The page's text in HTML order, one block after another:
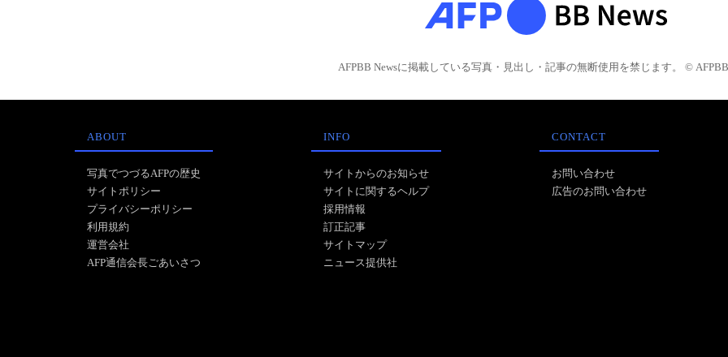
AFPBB Newsに掲載している写真・見出し・記事の無断使用を禁じます。 © AFPBB
ABOUT
写真でつづるAFPの歴史
サイトポリシー
プライバシーポリシー
利用規約
運営会社
AFP通信会長ごあいさつ
INFO
サイトからのお知らせ
サイトに関するヘルプ
採用情報
訂正記事
サイトマップ
ニュース提供社
CONTACT
お問い合わせ
広告のお問い合わせ